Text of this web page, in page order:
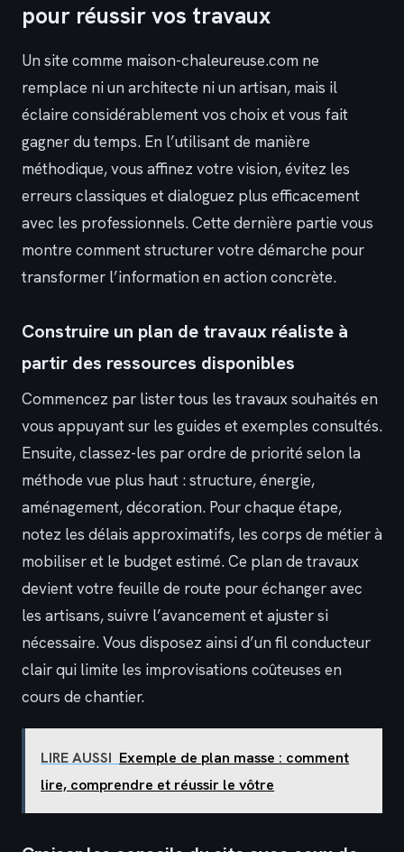
pour réussir vos travaux
Un site comme maison-chaleureuse.com ne
remplace ni un architecte ni un artisan, mais il
éclaire considérablement vos choix et vous fait
gagner du temps. En l’utilisant de manière
méthodique, vous affinez votre vision, évitez les
erreurs classiques et dialoguez plus efficacement
avec les professionnels. Cette dernière partie vous
montre comment structurer votre démarche pour
transformer l’information en action concrète.
Construire un plan de travaux réaliste à
partir des ressources disponibles
Commencez par lister tous les travaux souhaités en
vous appuyant sur les guides et exemples consultés.
Ensuite, classez-les par ordre de priorité selon la
méthode vue plus haut : structure, énergie,
aménagement, décoration. Pour chaque étape,
notez les délais approximatifs, les corps de métier à
mobiliser et le budget estimé. Ce plan de travaux
devient votre feuille de route pour échanger avec
les artisans, suivre l’avancement et ajuster si
nécessaire. Vous disposez ainsi d’un fil conducteur
clair qui limite les improvisations coûteuses en
cours de chantier.
LIRE AUSSI Exemple de plan masse : comment
lire, comprendre et réussir le vôtre